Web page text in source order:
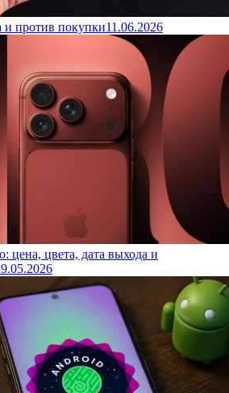
и против покупки11.06.2026
цена, цвета, дата выхода и